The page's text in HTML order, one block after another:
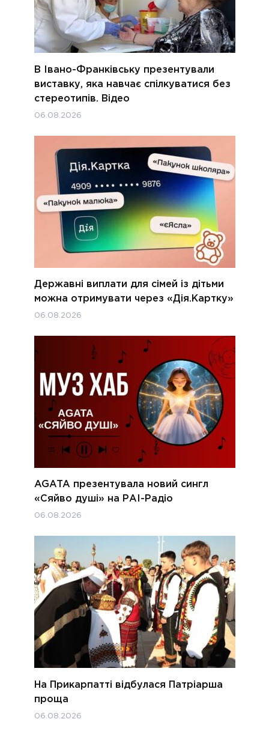
В Івано-Франківську презентували
виставку, яка навчає спілкуватися без
стереотипів. Відео
06.08.2026
Державні виплати для сімей із дітьми
можна отримувати через «Дія.Картку»
06.08.2026
AGATA презентувала новий сингл
«Сяйво душі» на РАІ-Радіо
06.08.2026
На Прикарпатті відбулася Патріарша
проща
06.08.2026